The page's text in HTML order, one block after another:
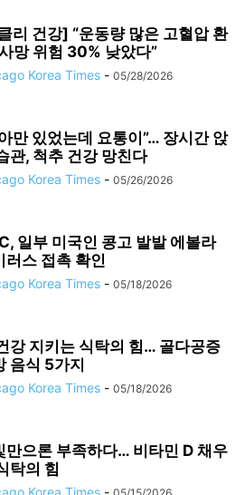
리 건강] “운동량 많은 고혈압 환
망 위험 30% 낮았다”
Korea Times - 05/28/2026
만 있었는데 요통이”… 장시간 앉
관, 척추 건강 망친다
Korea Times - 05/26/2026
일부 미국인 콩고 발발 에볼라
러스 접촉 확인
Korea Times - 05/18/2026
강 지키는 식탁의 힘… 골다공증
음식 5가지
Korea Times - 05/18/2026
만으론 부족하다… 비타민 D 채우
탁의 힘
Korea Times -